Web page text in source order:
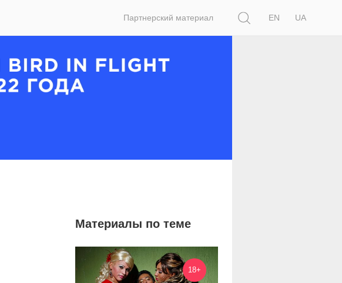
Партнерский материал
EN
UA
Материалы по теме
18+
53 868